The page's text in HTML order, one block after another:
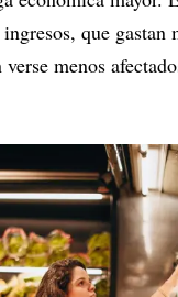
que gastan
menos